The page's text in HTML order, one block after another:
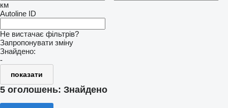
км
Autoline ID
Не вистачає фільтрів?
Запропонувати зміну
Знайдено:
-
показати
5 оголошень: Знайдено